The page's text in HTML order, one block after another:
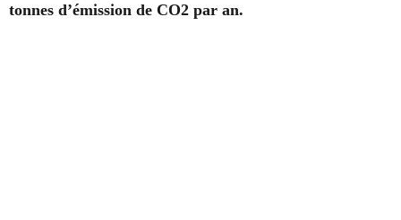
tonnes d’émission de CO2 par an.